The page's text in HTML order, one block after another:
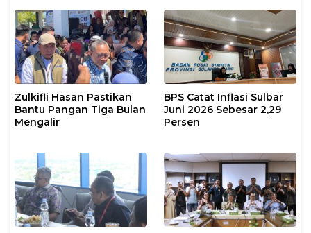
Zulkifli Hasan Pastikan
Bantu Pangan Tiga Bulan
Mengalir
BPS Catat Inflasi Sulbar
Juni 2026 Sebesar 2,29
Persen